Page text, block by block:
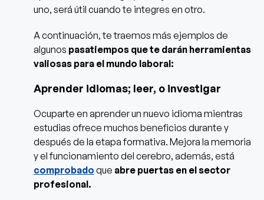
uno, será útil cuando te integres en otro.
A continuación, te traemos más ejemplos de
algunos pasatiempos que te darán herramientas
valiosas para el mundo laboral:
Aprender idiomas; leer, o investigar
Ocuparte en aprender un nuevo idioma mientras
estudias ofrece muchos beneficios durante y
después de la etapa formativa. Mejora la memoria
y el funcionamiento del cerebro, además, está
comprobado que abre puertas en el sector
profesional.